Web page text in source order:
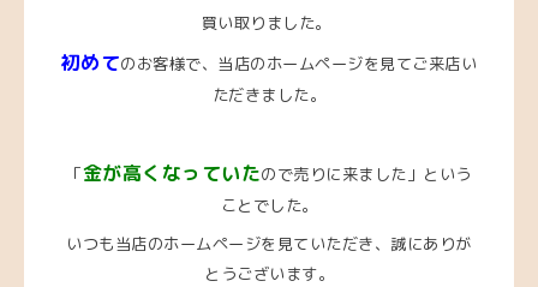
買い取りました。
初めてのお客様で、当店のホームページを見てご来店い
ただきました。
「金が高くなっていたので売りに来ました」という
ことでした。
いつも当店のホームページを見ていただき、誠にありが
とうございます。